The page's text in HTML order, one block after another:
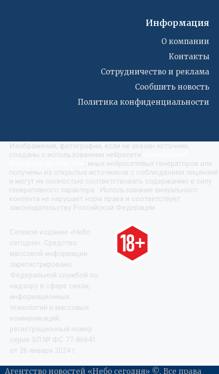
Информация
О компании
Контакты
Сотрудничество и реклама
Сообшить новость
Политика конфиденциальности
Изображения, фотографии, если не указан источник,
созданы с использованием нейросети
, иных нейросетевых генераторов или
получены из открытых источников с соблюдением лицензий
и могут не полностью соответствовать содержанию в силу
генеративного характера. Использование визуального
контента не нарушает норм права и соответствует
законодательству Российской Федерации.
Сетевое издание «Небо
сегодня». Средство
массовой информации
зарегистрировано
Федеральной службой по
надзору в сфере связи,
информационных
технологий и массовых
коммуникаций,
регистрационный номер
серия ЭЛ № ФС 77-86641
от 26 января 2024 г.
Агентство новостей «Небо сегодня» ©. Все права